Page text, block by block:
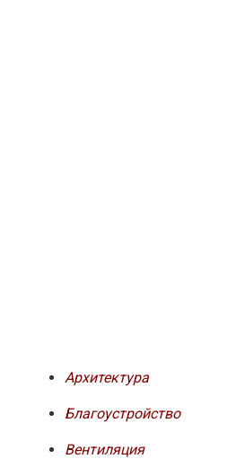
Архитектура
Благоустройство
Вентиляция